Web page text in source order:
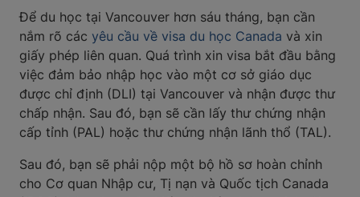
Để du học tại Vancouver hơn sáu tháng, bạn cần
nắm rõ các yêu cầu về visa du học Canada và xin
giấy phép liên quan. Quá trình xin visa bắt đầu bằng
việc đảm bảo nhập học vào một cơ sở giáo dục
được chỉ định (DLI) tại Vancouver và nhận được thư
chấp nhận. Sau đó, bạn sẽ cần lấy thư chứng nhận
cấp tỉnh (PAL) hoặc thư chứng nhận lãnh thổ (TAL).
Sau đó, bạn sẽ phải nộp một bộ hồ sơ hoàn chỉnh
cho Cơ quan Nhập cư, Tị nạn và Quốc tịch Canada